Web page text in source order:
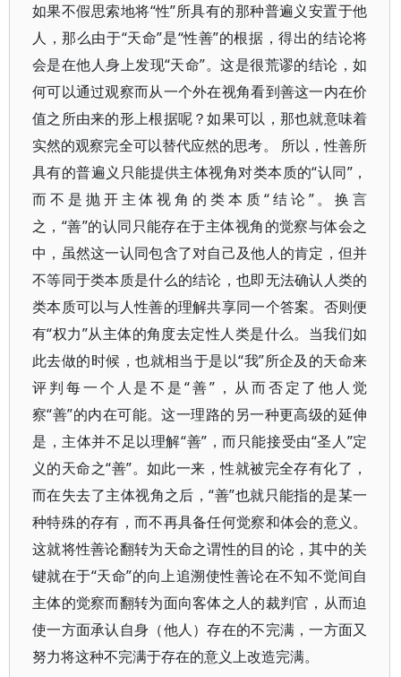
如果不假思索地将“性”所具有的那种普遍义安置于他
人，那么由于“天命”是“性善”的根据，得出的结论将
会是在他人身上发现“天命”。这是很荒谬的结论，如
何可以通过观察而从一个外在视角看到善这一内在价
值之所由来的形上根据呢？如果可以，那也就意味着
实然的观察完全可以替代应然的思考。 所以，性善所
具有的普遍义只能提供主体视角对类本质的“认同”，
而不是抛开主体视角的类本质“结论”。换言
之，“善”的认同只能存在于主体视角的觉察与体会之
中，虽然这一认同包含了对自己及他人的肯定，但并
不等同于类本质是什么的结论，也即无法确认人类的
类本质可以与人性善的理解共享同一个答案。否则便
有“权力”从主体的角度去定性人类是什么。当我们如
此去做的时候，也就相当于是以“我”所企及的天命来
评判每一个人是不是“善”，从而否定了他人觉
察“善”的内在可能。这一理路的另一种更高级的延伸
是，主体并不足以理解“善”，而只能接受由“圣人”定
义的天命之“善”。如此一来，性就被完全存有化了，
而在失去了主体视角之后，“善”也就只能指的是某一
种特殊的存有，而不再具备任何觉察和体会的意义。
这就将性善论翻转为天命之谓性的目的论，其中的关
键就在于“天命”的向上追溯使性善论在不知不觉间自
主体的觉察而翻转为面向客体之人的裁判官，从而迫
使一方面承认自身（他人）存在的不完满，一方面又
努力将这种不完满于存在的意义上改造完满。